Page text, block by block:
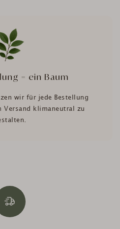
= ein Baum
wir für jede Bestellung
Versand klimaneutral zu